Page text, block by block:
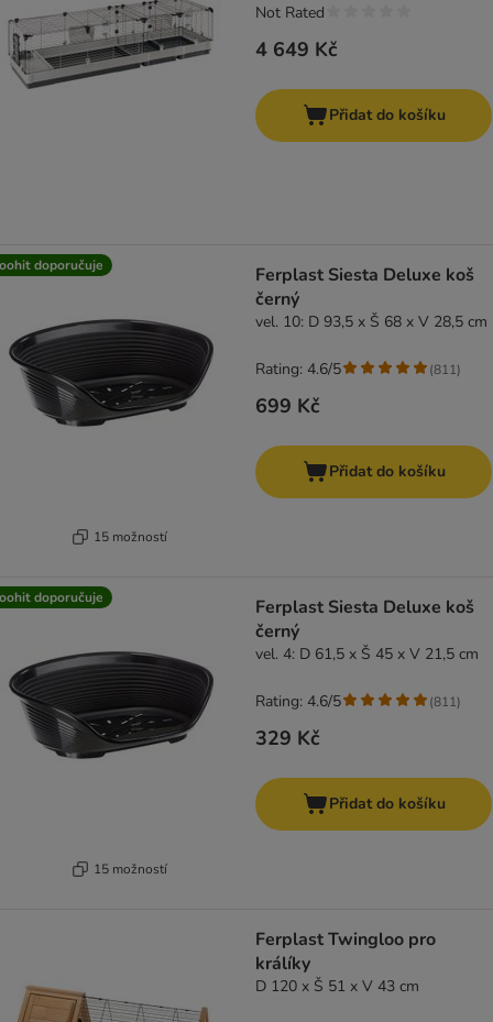
4 649 Kč
Not Rated
Přidat do košíku
doporučuje
15 možností
Ferplast Siesta Deluxe koš
černý
vel. 10: D 93,5 x Š 68 x V 28,5 cm
699 Kč
Rating: 4.6/5 (811)
Přidat do košíku
doporučuje
15 možností
Ferplast Siesta Deluxe koš
černý
vel. 4: D 61,5 x Š 45 x V 21,5 cm
329 Kč
Rating: 4.6/5 (811)
Přidat do košíku
Ferplast Twingloo pro
králíky
D 120 x Š 51 x V 43 cm